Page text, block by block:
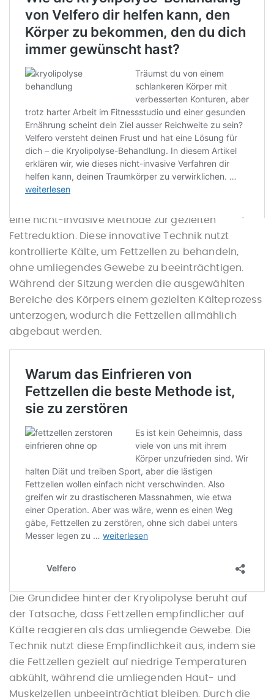
TERMIN VEREINBAREN
Was ist Kryolipolyse?
eine nicht-invasive Methode zur gezielten
Fettreduktion. Diese innovative Technik nutzt
kontrollierte Kälte, um Fettzellen zu behandeln,
ohne umliegendes Gewebe zu beeinträchtigen.
Während der Sitzung werden die ausgewählten
Bereiche des Körpers einem gezielten Kälteprozess
unterzogen, wodurch die Fettzellen allmählich
abgebaut werden.
Kryolipolyse?
Die Grundidee hinter der Kryolipolyse beruht auf
der Tatsache, dass Fettzellen empfindlicher auf
Kälte reagieren als das umliegende Gewebe. Die
Technik nutzt diese Empfindlichkeit aus, indem sie
die Fettzellen gezielt auf niedrige Temperaturen
abkühlt, während die umliegenden Haut- und
Muskelzellen unbeeinträchtigt bleiben. Durch die